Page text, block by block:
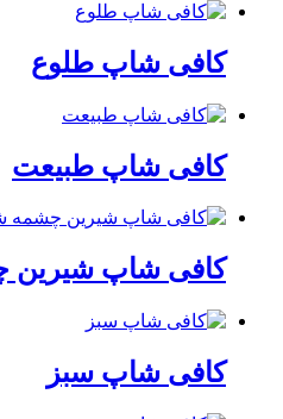
کافی شاپ طلوع
کافی شاپ طبیعت
کافی شاپ شیرین
کافی شاپ سبز